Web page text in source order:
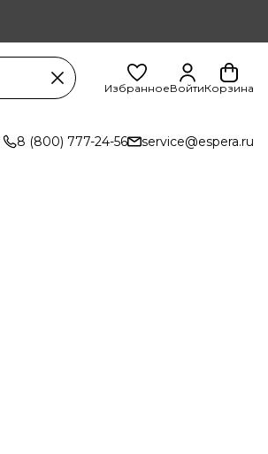
ИзбранноеВойтиКорзина
8 (800) 777-24-56 service@espera.ru